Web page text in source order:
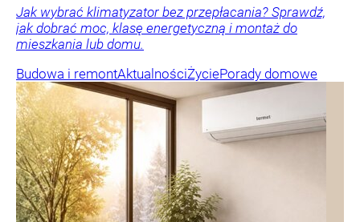
Jak wybrać klimatyzator bez przepłacania? Sprawdź,
jak dobrać moc, klasę energetyczną i montaż do
mieszkania lub domu.
Budowa i remontAktualnościŻyciePorady domowe